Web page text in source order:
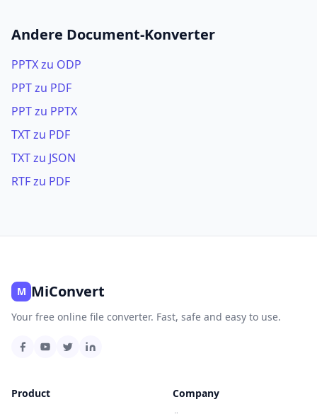
Andere Document-Konverter
PPTX zu ODP
PPT zu PDF
PPT zu PPTX
TXT zu PDF
TXT zu JSON
RTF zu PDF
M MiConvert
Your free online file converter. Fast, safe and easy to use.
Product
Company